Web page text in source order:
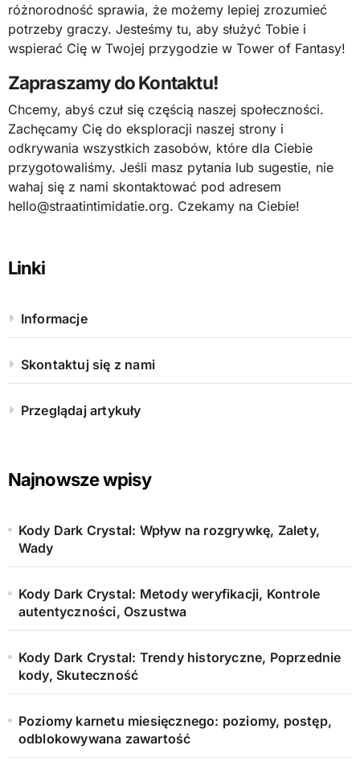
różnorodność sprawia, że możemy lepiej zrozumieć
potrzeby graczy. Jesteśmy tu, aby służyć Tobie i
wspierać Cię w Twojej przygodzie w Tower of Fantasy!
Zapraszamy do Kontaktu!
Chcemy, abyś czuł się częścią naszej społeczności.
Zachęcamy Cię do eksploracji naszej strony i
odkrywania wszystkich zasobów, które dla Ciebie
przygotowaliśmy. Jeśli masz pytania lub sugestie, nie
wahaj się z nami skontaktować pod adresem
hello@straatintimidatie.org. Czekamy na Ciebie!
Linki
Informacje
Skontaktuj się z nami
Przeglądaj artykuły
Najnowsze wpisy
Kody Dark Crystal: Wpływ na rozgrywkę, Zalety,
Wady
Kody Dark Crystal: Metody weryfikacji, Kontrole
autentyczności, Oszustwa
Kody Dark Crystal: Trendy historyczne, Poprzednie
kody, Skuteczność
Poziomy karnetu miesięcznego: poziomy, postęp,
odblokowywana zawartość